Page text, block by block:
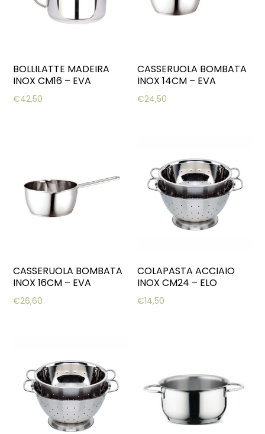
BOLLILATTE MADEIRA
INOX CM16 – EVA
€42,50
CASSERUOLA BOMBATA
INOX 14CM – EVA
€24,50
CASSERUOLA BOMBATA
INOX 16CM – EVA
€26,60
COLAPASTA ACCIAIO
INOX CM24 – ELO
€14,50